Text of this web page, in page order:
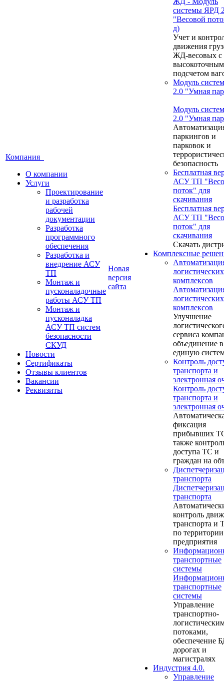
Компания
О компании
Услуги
Проектирование
и разработка
рабочей
документации
Разработка
программного
обеспечения
Разработка и
внедрение АСУ
ТП
Монтаж и
пусконаладочные
работы АСУ ТП
Монтаж и
пусконаладка
АСУ ТП систем
безопасности
СКУД
Новости
Сертификаты
Отзывы клиентов
Вакансии
Реквизиты
Новая
версия
сайта
системы ЯРД
"Весовой
д)
Учет и
движения
ЖД-весовых с
высокоточным
подсчетом
Модуль
2.0 "Умная
Модуль
2.0 "Умная
паркингов и
парковок и
безопасность
Бесплатная
АСУ ТП
поток" для
скачивания
Бесплатная
АСУ ТП
поток" для
скачивания
Скачать
Комплексные
логистических
комплексов
логистических
комплексов
Улучшение
сервиса
объединение в
единую
Контроль
транспорта и
электронная
Контроль
транспорта и
электронная
фиксация
прибывших
также
доступа ТС и
граждан на
транспорта
транспорта
контроль
транспорта
по территории
предприятия
транспортные
системы
транспортные
системы
Управление
транспортно-
потоками,
обеспечение
дорогах и
магистралях
Индустрия 4.0.
Управление